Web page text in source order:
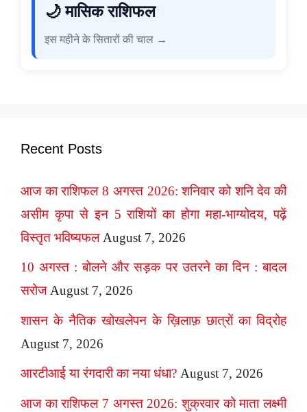
🌙 मासिक राशिफल
इस महीने के सितारों की चाल →
Recent Posts
आज का राशिफल 8 अगस्त 2026: शनिवार को शनि देव की
असीम कृपा से इन 5 राशियों का होगा महा-भाग्योदय, पढ़ें
विस्तृत भविष्यफल August 7, 2026
10 अगस्त : बोलने और सड़क पर उतरने का दिन : बादल
सरोज August 7, 2026
शासन के नैतिक खोखलेपन के ख़िलाफ़ छात्रों का विद्रोह
August 7, 2026
आरटीआई या रंगदारी का नया धंधा? August 7, 2026
आज का राशिफल 7 अगस्त 2026: शुक्रवार को माता लक्ष्मी